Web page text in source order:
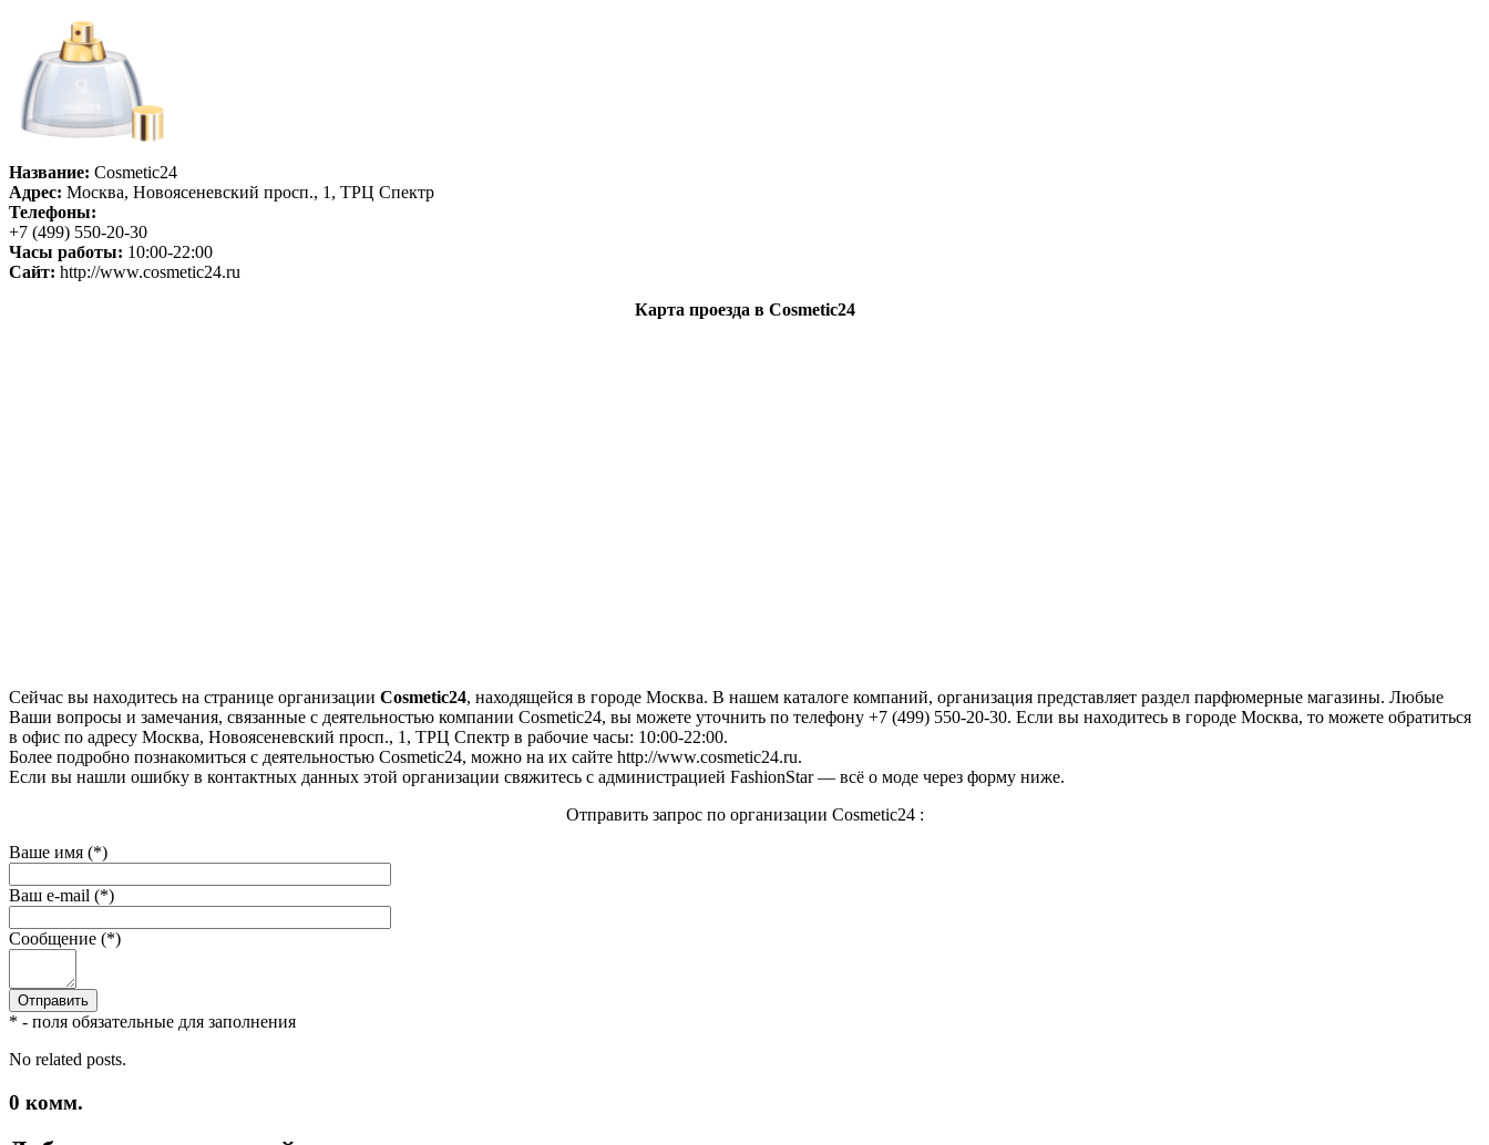
Название: Cosmetic24
Адрес: Москва, Новоясеневский просп., 1, ТРЦ Спектр
Телефоны:
+7 (499) 550-20-30
Часы работы: 10:00-22:00
Сайт: http://www.cosmetic24.ru
Карта проезда в Cosmetic24
Сейчас вы находитесь на странице организации Cosmetic24, находящейся в городе Москва. В нашем каталоге компаний, организация представляет раздел парфюмерные магазины. Любые
Ваши вопросы и замечания, связанные с деятельностью компании Cosmetic24, вы можете уточнить по телефону +7 (499) 550-20-30. Если вы находитесь в городе Москва, то можете обратиться
в офис по адресу Москва, Новоясеневский просп., 1, ТРЦ Спектр в рабочие часы: 10:00-22:00.
Более подробно познакомиться с деятельностью Cosmetic24, можно на их сайте http://www.cosmetic24.ru.
Если вы нашли ошибку в контактных данных этой организации свяжитесь с администрацией FashionStar — всё о моде через форму ниже.
Отправить запрос по организации Cosmetic24 :
Ваше имя (*)
Ваш e-mail (*)
Сообщение (*)
* - поля обязательные для заполнения
No related posts.
0 комм.